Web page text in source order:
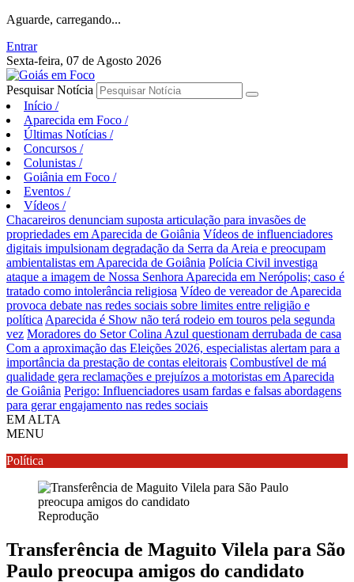
Aguarde, carregando...
Entrar
Sexta-feira, 07 de Agosto 2026
Pesquisar Notícia
Início /
Aparecida em Foco /
Últimas Notícias /
Concursos /
Colunistas /
Goiânia em Foco /
Eventos /
Vídeos /
Chacareiros denunciam suposta articulação para invasões de
propriedades em Aparecida de Goiânia Vídeos de influenciadores
digitais impulsionam degradação da Serra da Areia e preocupam
ambientalistas em Aparecida de Goiânia Polícia Civil investiga
ataque a imagem de Nossa Senhora Aparecida em Nerópolis; caso é
tratado como intolerância religiosa Vídeo de vereador de Aparecida
provoca debate nas redes sociais sobre limites entre religião e
política Aparecida é Show não terá rodeio em touros pela segunda
vez Moradores do Setor Colina Azul questionam derrubada de casa
Com a aproximação das Eleições 2026, especialistas alertam para a
importância da prestação de contas eleitorais Combustível de má
qualidade gera reclamações e prejuízos a motoristas em Aparecida
de Goiânia Perigo: Influenciadores usam fardas e falsas abordagens
para gerar engajamento nas redes sociais
EM ALTA
MENU
Política
Reprodução
Transferência de Maguito Vilela para São
Paulo preocupa amigos do candidato